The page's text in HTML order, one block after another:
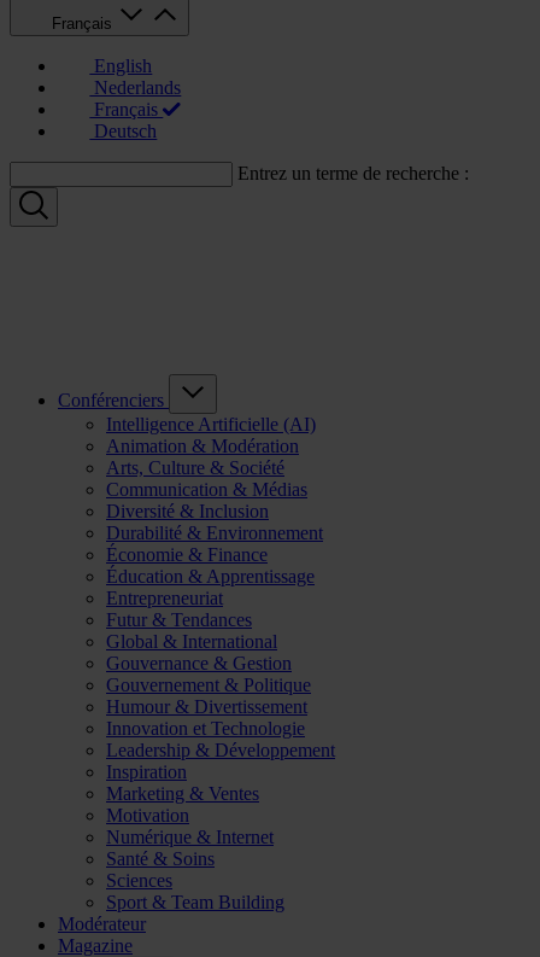
Français
English
Nederlands
Français
Deutsch
Entrez un terme de recherche :
Conférenciers
Intelligence Artificielle (AI)
Animation & Modération
Arts, Culture & Société
Communication & Médias
Diversité & Inclusion
Durabilité & Environnement
Économie & Finance
Éducation & Apprentissage
Entrepreneuriat
Futur & Tendances
Global & International
Gouvernance & Gestion
Gouvernement & Politique
Humour & Divertissement
Innovation et Technologie
Leadership & Développement
Inspiration
Marketing & Ventes
Motivation
Numérique & Internet
Santé & Soins
Sciences
Sport & Team Building
Modérateur
Magazine